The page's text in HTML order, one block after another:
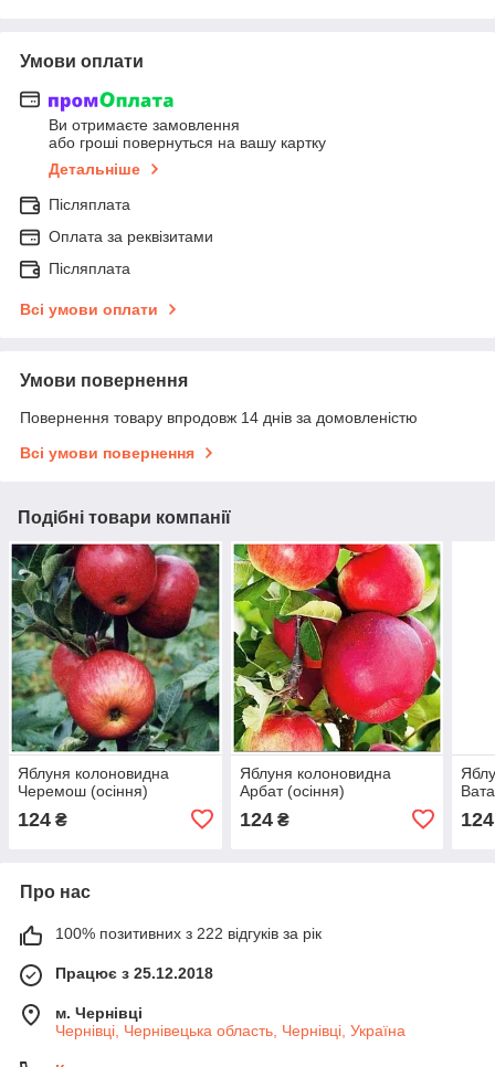
Умови оплати
Ви отримаєте замовлення
або гроші повернуться на вашу картку
Детальніше
Післяплата
Оплата за реквізитами
Післяплата
Всі умови оплати
Умови повернення
Повернення товару впродовж 14 днів за домовленістю
Всі умови повернення
Подібні товари компанії
Яблуня колоновидна
Черемош (осіння)
124 ₴
Яблуня колоновидна
Арбат (осіння)
124₴ 124
Про нас
100% позитивних з 222 відгуків за рік
Працює з 25.12.2018
м. Чернівці
Чернівці, Чернівецька область, Чернівці, Україна